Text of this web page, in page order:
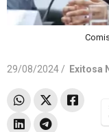
29/08/2024 / Exitosa